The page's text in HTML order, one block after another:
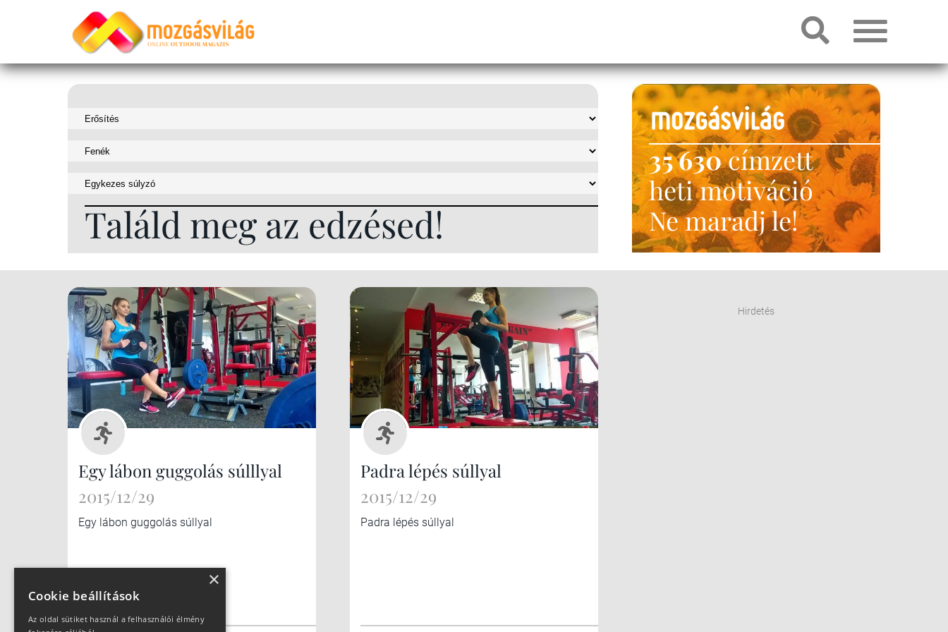
Találd meg az edzésed!
35 630címzett
heti motiváció
Ne maradj le!
Egy lábon guggolás súlllyal
2015/12/29
Egy lábon guggolás súllyal
Padra lépés súllyal
2015/12/29
Padra lépés súllyal
Hirdetés
×
Cookie beállítások
Az oldal sütiket használ a felhasználói élmény